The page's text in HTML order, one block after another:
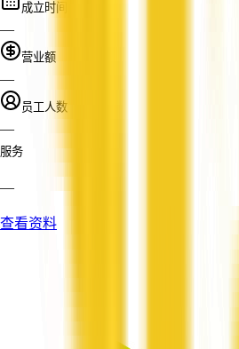
成立时间
—
营业额
—
员工人数
—
服务
—
查看资料